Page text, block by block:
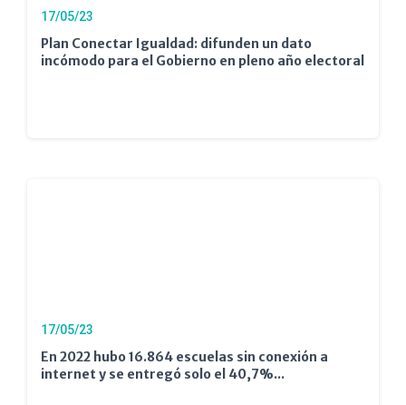
17/05/23
Plan Conectar Igualdad: difunden un dato
incómodo para el Gobierno en pleno año electoral
17/05/23
En 2022 hubo 16.864 escuelas sin conexión a
internet y se entregó solo el 40,7%...